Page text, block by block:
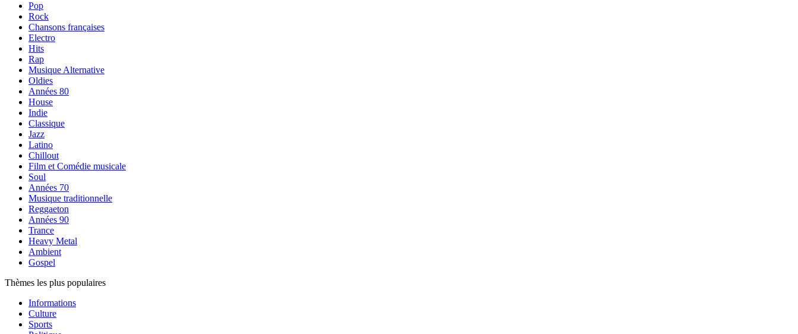
Pop
Rock
Chansons françaises
Electro
Hits
Rap
Musique Alternative
Oldies
Années 80
House
Indie
Classique
Jazz
Latino
Chillout
Film et Comédie musicale
Soul
Années 70
Musique traditionnelle
Reggaeton
Années 90
Trance
Heavy Metal
Ambient
Gospel
Thèmes les plus populaires
Informations
Culture
Sports